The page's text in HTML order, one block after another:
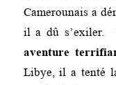
Camerounais a
il a dû s’exiler.
aventure
Libye, il a tenté